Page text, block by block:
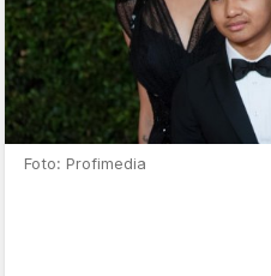
Foto: Profimedia